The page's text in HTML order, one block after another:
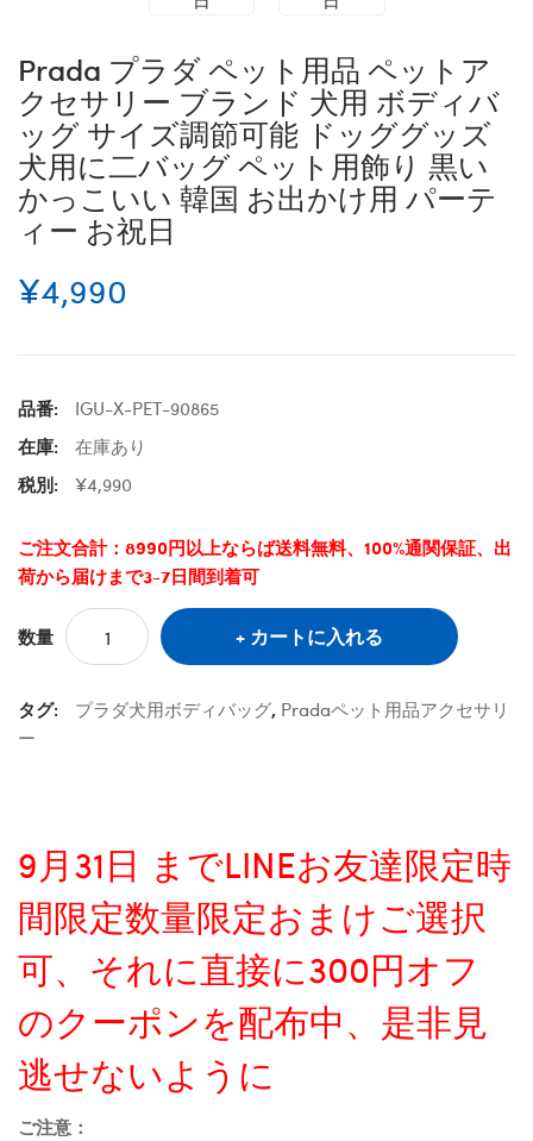
Prada プラダ ペット用品 ペットア
クセサリー ブランド 犬用 ボディバ
ッグ サイズ調節可能 ドッググッズ
犬用に二バッグ ペット用飾り 黒い
かっこいい 韓国 お出かけ用 パーテ
ィー お祝日
¥4,990
品番:
IGU-X-PET-90865
在庫:
在庫あり
税別:
¥4,990
ご注文合計：8990円以上ならば送料無料、100%通関保証、出
荷から届けまで3-7日間到着可
数量 カートに入れる
タグ: プラダ犬用ボディバッグ, Pradaペット用品アクセサリ
ー
9月31日 までLINEお友達限定時
間限定数量限定おまけご選択
可、それに直接に300円オフ
のクーポンを配布中、是非見
逃せないように
ご注意：